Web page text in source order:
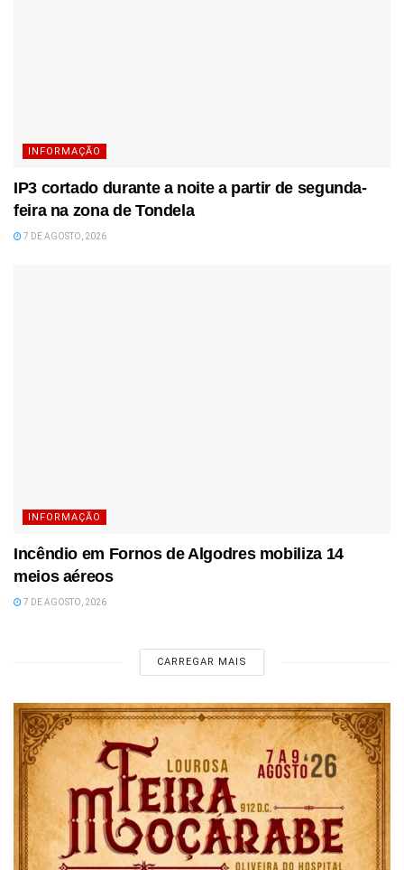
INFORMAÇÃO
IP3 cortado durante a noite a partir de segunda-
feira na zona de Tondela
7 DE AGOSTO, 2026
INFORMAÇÃO
Incêndio em Fornos de Algodres mobiliza 14
meios aéreos
7 DE AGOSTO, 2026
CARREGAR MAIS